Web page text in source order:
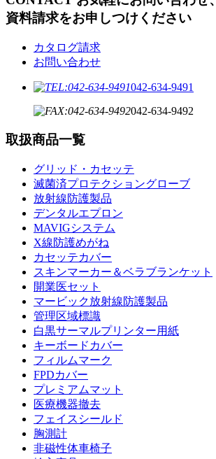
資料請求をお申しつけください
カタログ請求
お問い合わせ
042-634-9491
042-634-9492
取扱商品一覧
グリッド・カセッテ
滅菌済プロテクショングローブ
放射線防護製品
デンタルエプロン
MAVIGシステム
X線防護めがね
カセッテカバー
スキンマーカー＆ベラブランケット
開業医セット
マービック放射線防護製品
管理区域標識
白黒サーマルプリンター用紙
キーボードカバー
フィルムマーク
FPDカバー
プレミアムマット
医療機器撤去
フェイスシールド
胸測計
非磁性体車椅子